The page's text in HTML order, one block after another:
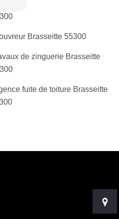
Brasseitte 55300
de zinguerie Brasseitte
fuite de toiture Brasseitte